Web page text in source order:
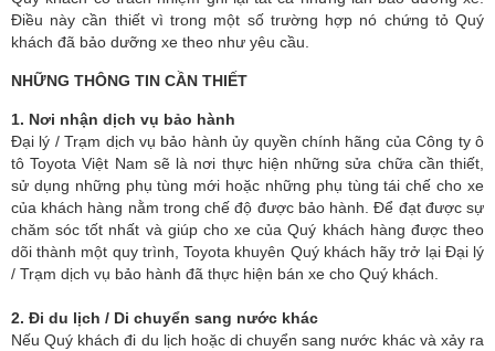
Ðiều này cần thiết vì trong một số trường hợp nó chứng tỏ Quý
khách đã bảo dưỡng xe theo như yêu cầu.
NHỮNG THÔNG TIN CẦN THIẾT
1. Nơi nhận dịch vụ bảo hành
Ðại lý / Trạm dịch vụ bảo hành ủy quyền chính hãng của Công ty ô
tô Toyota Việt Nam sẽ là nơi thực hiện những sửa chữa cần thiết,
sử dụng những phụ tùng mới hoặc những phụ tùng tái chế cho xe
của khách hàng nằm trong chế độ được bảo hành. Để đạt được sự
chăm sóc tốt nhất và giúp cho xe của Quý khách hàng được theo
dõi thành một quy trình, Toyota khuyên Quý khách hãy trở lại Đại lý
/ Trạm dịch vụ bảo hành đã thực hiện bán xe cho Quý khách.
2. Ði du lịch / Di chuyển sang nước khác
Nếu Quý khách đi du lịch hoặc di chuyển sang nước khác và xảy ra